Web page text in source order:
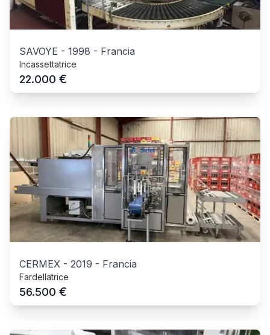
SAVOYE - 1998 - Francia
Incassettatrice
22.000 €
CERMEX - 2019 - Francia
Fardellatrice
56.500 €